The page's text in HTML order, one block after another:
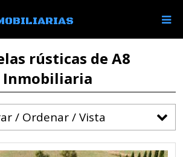
rústicas de A8
Inmobiliaria
/ Ordenar / Vista